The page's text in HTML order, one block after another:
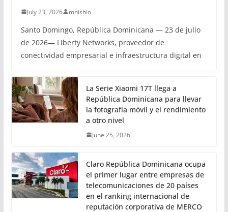
July 23, 2026 mnishio
Santo Domingo, República Dominicana — 23 de julio
de 2026— Liberty Networks, proveedor de
conectividad empresarial e infraestructura digital en
La Serie Xiaomi 17T llega a
República Dominicana para llevar
la fotografía móvil y el rendimiento
a otro nivel
June 25, 2026
Claro República Dominicana ocupa
el primer lugar entre empresas de
telecomunicaciones de 20 países
en el ranking internacional de
reputación corporativa de MERCO